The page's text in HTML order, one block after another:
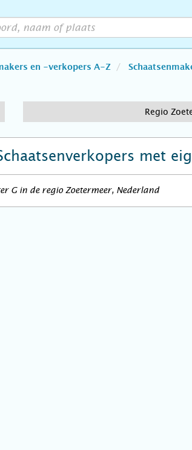
en -verkopers A-Z
Regio
met
G in de regio Zoetermeer, Nederland